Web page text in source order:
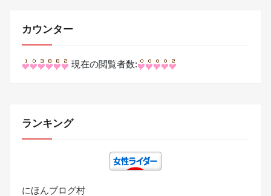
カウンター
現在の閲覧者数:
ランキング
にほんブログ村